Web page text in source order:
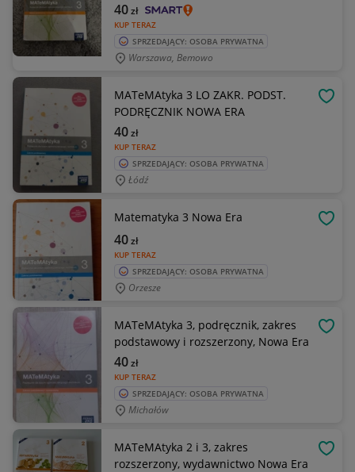
KUP TERAZ
40zł
SPRZEDAJĄCY: OSOBA PRYWATNA
Warszawa, Bemowo
MATeMAtyka 3 LO ZAKR. PODST.
PODRĘCZNIK NOWA ERA
KUP TERAZ
40zł
SPRZEDAJĄCY: OSOBA PRYWATNA
Łódź
Matematyka 3 Nowa Era
KUP TERAZ
40zł
SPRZEDAJĄCY: OSOBA PRYWATNA
Orzesze
MATeMAtyka 3, podręcznik, zakres
podstawowy i rozszerzony, Nowa Era
KUP TERAZ
40zł
SPRZEDAJĄCY: OSOBA PRYWATNA
Michałów
MATeMAtyka 2 i 3, zakres
rozszerzony, wydawnictwo Nowa Era